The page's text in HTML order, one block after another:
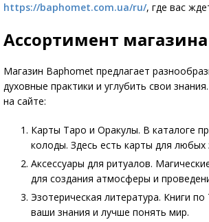
https://baphomet.com.ua/ru/, где вас
Ассортимент магазина
Магазин Baphomet предлагает
духовные практики и углубить свои
на сайте:
Карты Таро и Оракулы. В каталоге
колоды. Здесь есть карты для любых
Аксессуары для ритуалов.
для создания атмосферы и
Эзотерическая литература. Книги
ваши знания и лучше понять мир.